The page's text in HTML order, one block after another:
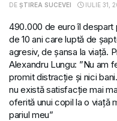
DE ȘTIREA SUCEVEI IULIE 31,
490.000 de euro îl despart
de 10 ani care luptă de
agresiv, de șansa la viață.
Alexandru Lungu: ”Nu am
promit distracție și nici
nu există satisfacție mai
oferită unui copil la o viață
pariul meu”